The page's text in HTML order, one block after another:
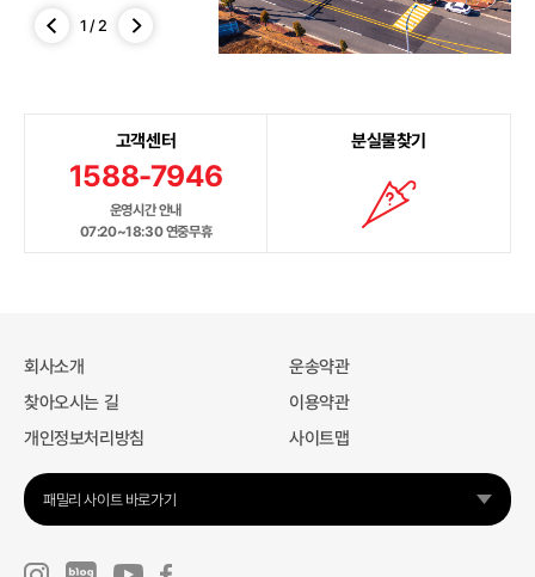
1 /2
고객센터
1588-7946
운영시간 안내
07:20~18:30 연중무휴
분실물찾기
회사소개
운송약관
찾아오시는 길
이용약관
개인정보처리방침
사이트맵
패밀리 사이트 바로가기